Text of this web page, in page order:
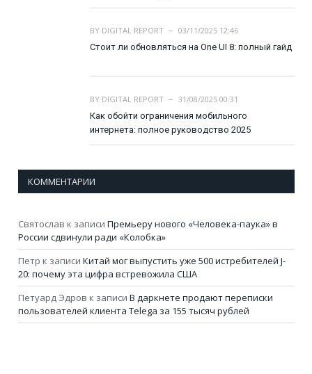
BY DIGITAL REPORT
03/11/2025 12:46
Стоит ли обновляться на One UI 8: полный гайд
BY DIGITAL REPORT
31/08/2025 00:31
Как обойти ограничения мобильного
интернета: полное руководство 2025
КОММЕНТАРИИ
Святослав к записи Премьеру нового «Человека-паука» в
России сдвинули ради «Колобка»
Петр к записи Китай мог выпустить уже 500 истребителей J-
20: почему эта цифра встревожила США
Петуард Эдров к записи В даркнете продают переписки
пользователей клиента Telega за 155 тысяч рублей